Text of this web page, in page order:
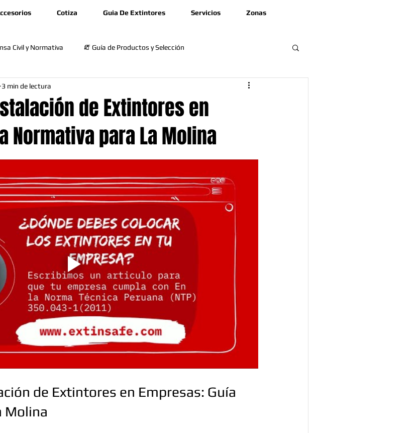
Cotiza Guia De Extintores Servicios Zonas
Civil y Normativa 🧯 Guía de Productos y Selección
y Seguridad
de Extintores en
Normativa para La Molina
3 min de lectura
de Extintores en Empresas: Guía
Molina